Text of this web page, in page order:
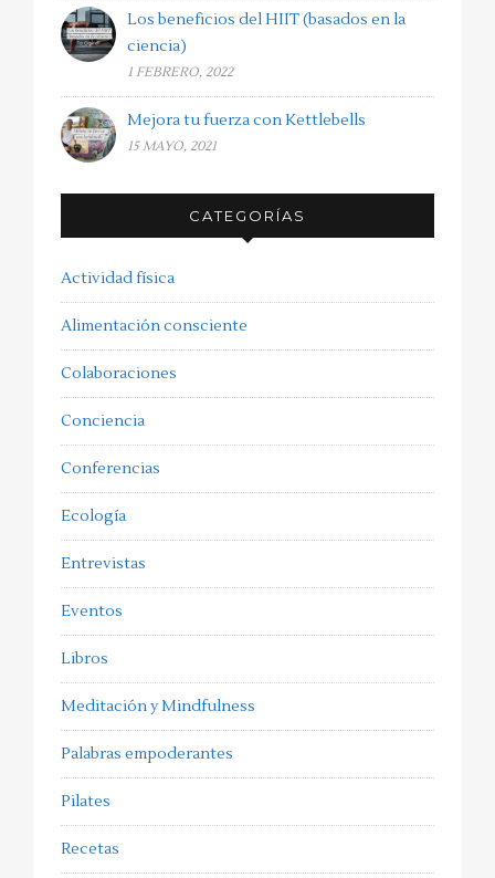
Los beneficios del HIIT (basados en la
ciencia)
1 FEBRERO, 2022
Mejora tu fuerza con Kettlebells
15 MAYO, 2021
CATEGORÍAS
Actividad física
Alimentación consciente
Colaboraciones
Conciencia
Conferencias
Ecología
Entrevistas
Eventos
Libros
Meditación y Mindfulness
Palabras empoderantes
Pilates
Recetas